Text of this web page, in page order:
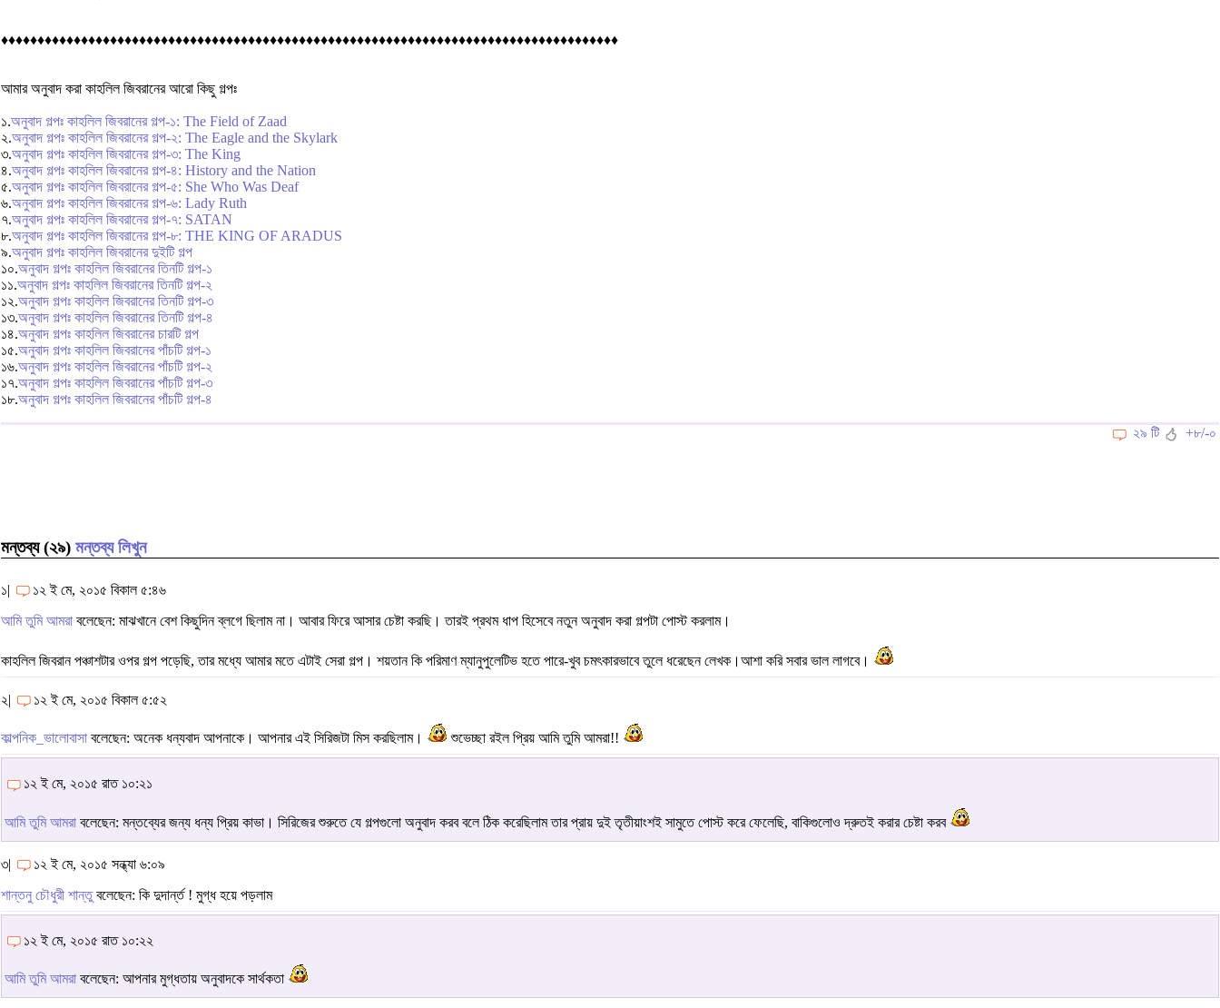
♦♦♦♦♦♦♦♦♦♦♦♦♦♦♦♦♦♦♦♦♦♦♦♦♦♦♦♦♦♦♦♦♦♦♦♦♦♦♦♦♦♦♦♦♦♦♦♦♦♦♦♦♦♦♦♦♦♦♦♦♦♦♦♦♦♦♦♦♦♦♦♦♦♦♦♦♦♦♦♦♦♦♦♦♦
আমার অনুবাদ করা কাহলিল জিবরানের আরো কিছু গল্পঃ
১.অনুবাদ গল্পঃ কাহলিল জিবরানের গল্প-১: The Field of Zaad
২.অনুবাদ গল্পঃ কাহলিল জিবরানের গল্প-২: The Eagle and the Skylark
৩.অনুবাদ গল্পঃ কাহলিল জিবরানের গল্প-৩: The King
৪.অনুবাদ গল্পঃ কাহলিল জিবরানের গল্প-৪: History and the Nation
৫.অনুবাদ গল্পঃ কাহলিল জিবরানের গল্প-৫: She Who Was Deaf
৬.অনুবাদ গল্পঃ কাহলিল জিবরানের গল্প-৬: Lady Ruth
৭.অনুবাদ গল্পঃ কাহলিল জিবরানের গল্প-৭: SATAN
৮.অনুবাদ গল্পঃ কাহলিল জিবরানের গল্প-৮: THE KING OF ARADUS
৯.অনুবাদ গল্পঃ কাহলিল জিবরানের দুইটি গল্প
১০.অনুবাদ গল্পঃ কাহলিল জিবরানের তিনটি গল্প-১
১১.অনুবাদ গল্পঃ কাহলিল জিবরানের তিনটি গল্প-২
১২.অনুবাদ গল্পঃ কাহলিল জিবরানের তিনটি গল্প-৩
১৩.অনুবাদ গল্পঃ কাহলিল জিবরানের তিনটি গল্প-৪
১৪.অনুবাদ গল্পঃ কাহলিল জিবরানের চারটি গল্প
১৫.অনুবাদ গল্পঃ কাহলিল জিবরানের পাঁচটি গল্প-১
১৬.অনুবাদ গল্পঃ কাহলিল জিবরানের পাঁচটি গল্প-২
১৭.অনুবাদ গল্পঃ কাহলিল জিবরানের পাঁচটি গল্প-৩
১৮.অনুবাদ গল্পঃ কাহলিল জিবরানের পাঁচটি গল্প-৪
২৯ টি +৮/-০
মন্তব্য (২৯) মন্তব্য লিখুন
১| ১২ ই মে, ২০১৫ বিকাল ৫:৪৬
আমি তুমি আমরা বলেছেন: মাঝখানে বেশ কিছুদিন ব্লগে ছিলাম না। আবার ফিরে আসার চেষ্টা করছি। তারই প্রথম ধাপ হিসেবে নতুন অনুবাদ করা গল্পটা পোস্ট করলাম।
কাহলিল জিবরান পঞ্চাশটার ওপর গল্প পড়েছি, তার মধ্যে আমার মতে এটাই সেরা গল্প। শয়তান কি পরিমাণ ম্যানুপুলেটিভ হতে পারে-খুব চমৎকারভাবে তুলে ধরেছেন লেখক।আশা করি সবার ভাল লাগবে।
২| ১২ ই মে, ২০১৫ বিকাল ৫:৫২
কাল্পনিক_ভালোবাসা বলেছেন: অনেক ধন্যবাদ আপনাকে। আপনার এই সিরিজটা মিস করছিলাম। শুভেচ্ছা রইল প্রিয় আমি তুমি আমরা!!
১২ ই মে, ২০১৫ রাত ১০:২১
আমি তুমি আমরা বলেছেন: মন্তব্যের জন্য ধন্য প্রিয় কাভা। সিরিজের শুরুতে যে গল্পগুলো অনুবাদ করব বলে ঠিক করেছিলাম তার প্রায় দুই তৃতীয়াংশই সামুতে পোস্ট করে ফেলেছি, বাকিগুলোও দ্রুতই করার চেষ্টা করব
৩| ১২ ই মে, ২০১৫ সন্ধ্যা ৬:০৯
শান্তনু চৌধুরী শান্তুবলেছেন: কি দুদার্ন্ত ! মুগ্ধ হয়ে পড়লাম
১২ ই মে, ২০১৫ রাত ১০:২২
আমি তুমি আমরা বলেছেন: আপনার মুগ্ধতায় অনুবাদকে সার্থকতা